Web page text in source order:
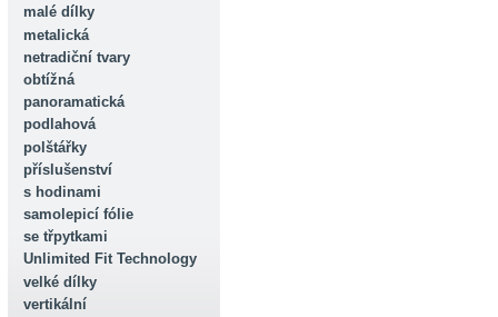
malé dílky
metalická
netradiční tvary
obtížná
panoramatická
podlahová
polštářky
příslušenství
s hodinami
samolepicí fólie
se třpytkami
Unlimited Fit Technology
velké dílky
vertikální